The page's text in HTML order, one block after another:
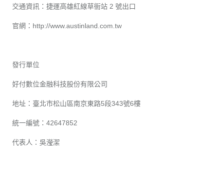
交通資訊：捷運高雄紅線草衙站 2 號出口
官網： http://www.austinland.com.tw
發行單位
好付數位金融科技股份有限公司
地址：臺北市松山區南京東路5段343號6樓
統一編號：42647852
代表人：吳瀅潔